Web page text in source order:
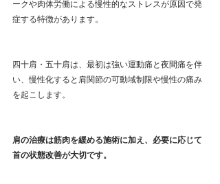
ークや肉体労働による慢性的なストレスが原因で発
症する特徴があります。
四十肩・五十肩は、最初は強い運動痛と夜間痛を伴
い、慢性化すると肩関節の可動域制限や慢性の痛み
を起こします。
肩の治療は筋肉を緩める施術に加え、必要に応じて
首の状態改善が大切です。